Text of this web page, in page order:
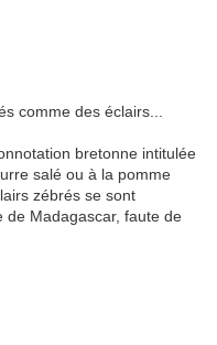
comme des éclairs...
bretonne intitulée
salé ou à la pomme
zébrés se sont
de Madagascar, faute de